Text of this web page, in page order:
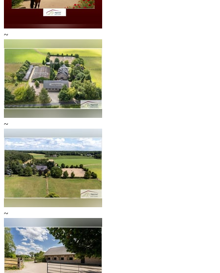
~
~
~